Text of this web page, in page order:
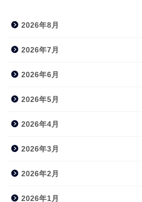
2026年8月
2026年7月
2026年6月
2026年5月
2026年4月
2026年3月
2026年2月
2026年1月